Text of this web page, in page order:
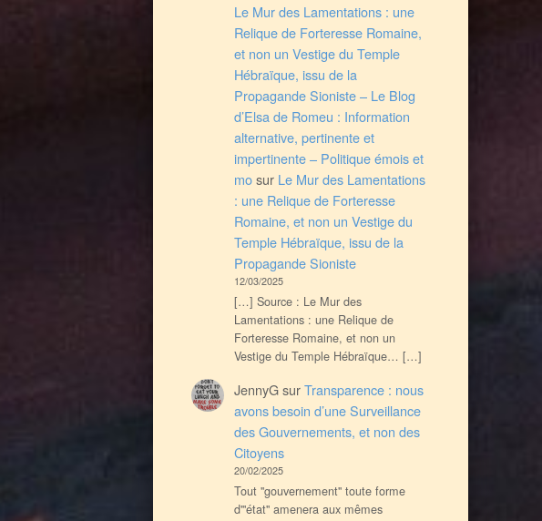
Le Mur des Lamentations : une
Relique de Forteresse Romaine,
et non un Vestige du Temple
Hébraïque, issu de la
Propagande Sioniste – Le Blog
d’Elsa de Romeu : Information
alternative, pertinente et
impertinente – Politique émois et
mosur Le Mur des Lamentations
: une Relique de Forteresse
Romaine, et non un Vestige du
Temple Hébraïque, issu de la
Propagande Sioniste
12/03/2025
[…] Source : Le Mur des
Lamentations : une Relique de
Forteresse Romaine, et non un
Vestige du Temple Hébraïque… […]
JennyGsurTransparence : nous
avons besoin d’une Surveillance
des Gouvernements, et non des
Citoyens
20/02/2025
Tout ''gouvernement'' toute forme
d'''état'' amenera aux mêmes